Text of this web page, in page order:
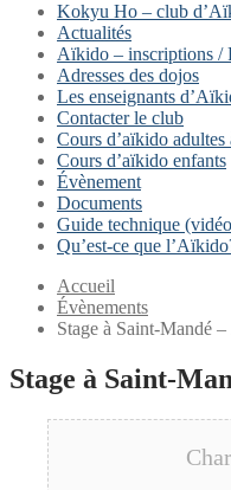
Kokyu Ho – club
Actualités
Aïkido – inscriptions /
Adresses des dojos
Les enseignants
Contacter le club
Cours d’aïkido adultes
Cours d’aïkido enfants
Évènement
Documents
Guide technique
Qu’est-ce que
Accueil
Évènements
Stage à Saint-Mandé
Stage à Saint-